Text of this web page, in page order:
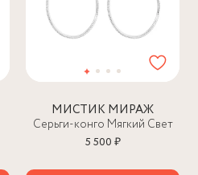
МИСТИК МИРАЖ
Серьги-конго Мягкий Свет
5 500 ₽